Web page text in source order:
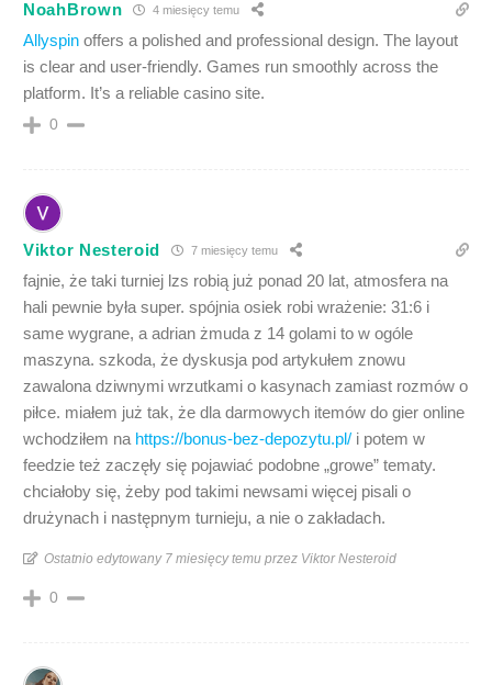
NoahBrown 4 miesięcy temu
Allyspin offers a polished and professional design. The layout
is clear and user-friendly. Games run smoothly across the
platform. It’s a reliable casino site.
0
Viktor Nesteroid 7 miesięcy temu
fajnie, że taki turniej lzs robią już ponad 20 lat, atmosfera na
hali pewnie była super. spójnia osiek robi wrażenie: 31:6 i
same wygrane, a adrian żmuda z 14 golami to w ogóle
maszyna. szkoda, że dyskusja pod artykułem znowu
zawalona dziwnymi wrzutkami o kasynach zamiast rozmów o
piłce. miałem już tak, że dla darmowych itemów do gier online
wchodziłem na https://bonus-bez-depozytu.pl/ i potem w
feedzie też zaczęły się pojawiać podobne „growe” tematy.
chciałoby się, żeby pod takimi newsami więcej pisali o
drużynach i następnym turnieju, a nie o zakładach.
Ostatnio edytowany 7 miesięcy temu przez Viktor Nesteroid
0